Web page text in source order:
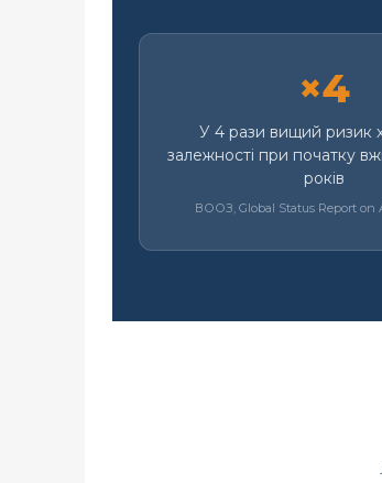
×4
У 4 рази вищий ризик
залежності при початку
років
ВООЗ, Global Status Report on